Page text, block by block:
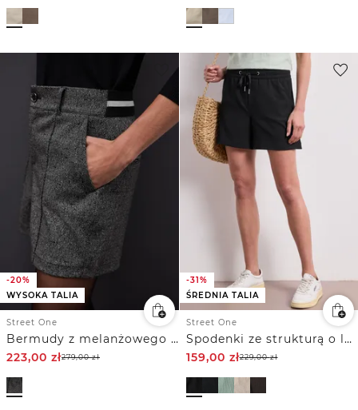
-20%
WYSOKA TALIA
Street One
Bermudy z melanżowego żakardu
223,00 zł279,00zł
-31%
ŚREDNIA TALIA
Street One
Spodenki ze strukturą o luźnym kroju Loose Fit
159,00 zł229,00zł